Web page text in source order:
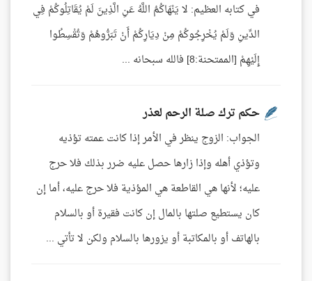
في كتابه العظيم: لا يَنْهَاكُمُ اللَّهُ عَنِ الَّذِينَ لَمْ يُقَاتِلُوكُمْ فِي
الدِّينِ وَلَمْ يُخْرِجُوكُمْ مِنْ دِيَارِكُمْ أَنْ تَبَرُّوهُمْ وَتُقْسِطُوا
إِلَيْهِمْ [الممتحنة:8] فالله سبحانه ...
حكم ترك صلة الرحم لعذر
الجواب: الزوج ينظر في الأمر إذا كانت عمته تؤذيه
وتؤذي أهله وإذا زارها حصل عليه ضرر بذلك فلا حرج
عليه؛ لأنها هي القاطعة هي المؤذية فلا حرج عليه، أما إن
كان يستطيع صلتها بالمال إن كانت فقيرة أو بالسلام
بالهاتف أو بالمكاتبة أو يزورها بالسلام ولكن لا تأتي ...